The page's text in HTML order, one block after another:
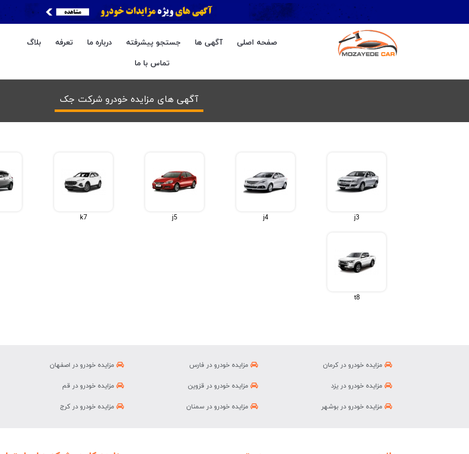
صفحه اصلی آگهی ها جستجو پیشرفته درباره ما تعرفه
بلاگ
تماس با ما
آگهی های مزایده خودرو شرکت جک
j3
j4
j5
k7
t8
مزایده خودرو در اصفهان مزایده خودرو در فارس مزایده خودرو در کرمان
مزایده خودرو در قم مزایده خودرو در قزوین مزایده خودرو در یزد
مزایده خودرو در کرج مزایده خودرو در سمنان مزایده خودرو در بوشهر